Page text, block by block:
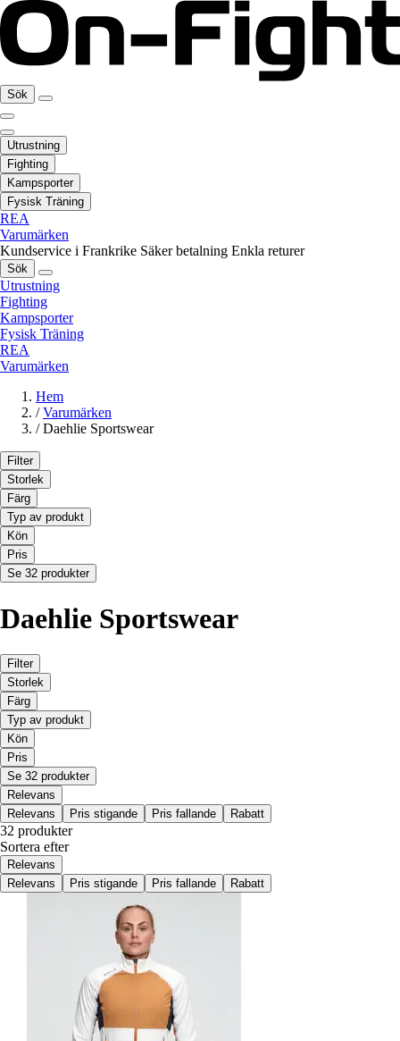
Sök
Utrustning
Fighting
Kampsporter
Fysisk Träning
REA
Varumärken
Kundservice i Frankrike Säker betalning Enkla returer
Sök
Utrustning
Fighting
Kampsporter
Fysisk Träning
REA
Varumärken
Hem
/ Varumärken
/ Daehlie Sportswear
Filter
Storlek
Färg
Typ av produkt
Kön
Pris
Se 32 produkter
Daehlie Sportswear
Filter
Storlek
Färg
Typ av produkt
Kön
Pris
Se 32 produkter
Relevans
Relevans
Pris stigande Pris fallande Rabatt
32 produkter
Sortera efter
Relevans
Relevans
Pris stigande Pris fallande Rabatt